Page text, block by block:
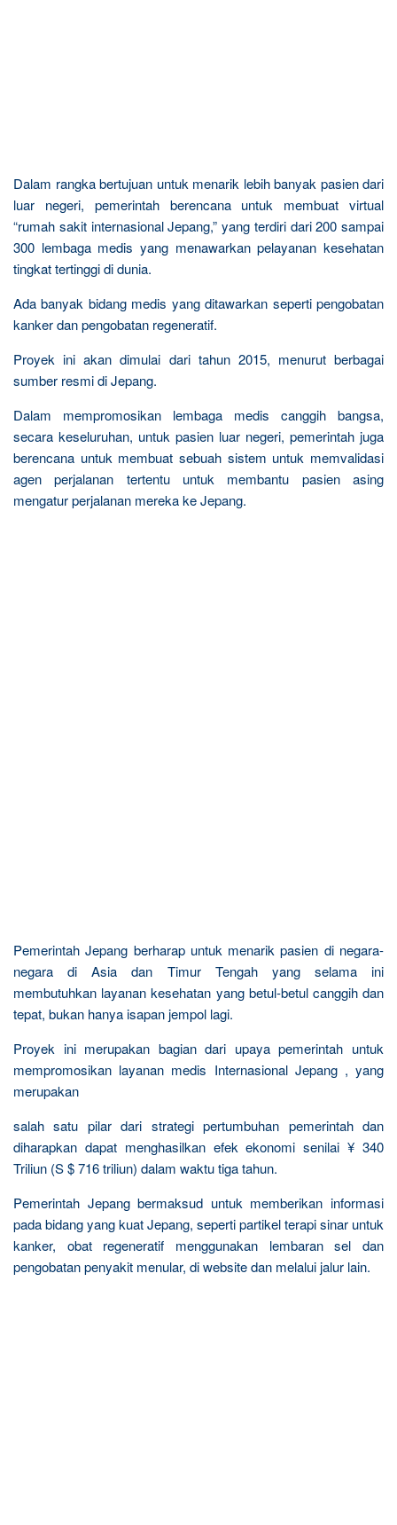
Dalam rangka bertujuan untuk menarik lebih banyak pasien dari
luar negeri, pemerintah berencana untuk membuat virtual
“rumah sakit internasional Jepang,” yang terdiri dari 200 sampai
300 lembaga medis yang menawarkan pelayanan kesehatan
tingkat tertinggi di dunia.
Ada banyak bidang medis yang ditawarkan seperti pengobatan
kanker dan pengobatan regeneratif.
Proyek ini akan dimulai dari tahun 2015, menurut berbagai
sumber resmi di Jepang.
Dalam mempromosikan lembaga medis canggih bangsa,
secara keseluruhan, untuk pasien luar negeri, pemerintah juga
berencana untuk membuat sebuah sistem untuk memvalidasi
agen perjalanan tertentu untuk membantu pasien asing
mengatur perjalanan mereka ke Jepang.
Pemerintah Jepang berharap untuk menarik pasien di negara-
negara di Asia dan Timur Tengah yang selama ini
membutuhkan layanan kesehatan yang betul-betul canggih dan
tepat, bukan hanya isapan jempol lagi.
Proyek ini merupakan bagian dari upaya pemerintah untuk
mempromosikan layanan medis Internasional Jepang , yang
merupakan
salah satu pilar dari strategi pertumbuhan pemerintah dan
diharapkan dapat menghasilkan efek ekonomi senilai ¥ 340
Triliun (S $ 716 triliun) dalam waktu tiga tahun.
Pemerintah Jepang bermaksud untuk memberikan informasi
pada bidang yang kuat Jepang, seperti partikel terapi sinar untuk
kanker, obat regeneratif menggunakan lembaran sel dan
pengobatan penyakit menular, di website dan melalui jalur lain.